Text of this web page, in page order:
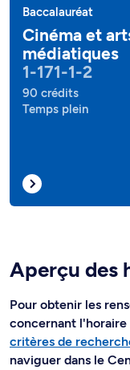
Baccalauréat
Cinéma et
médiatiques
1-171-1-2
90 crédits
Temps plein
Aperçu des
Pour obtenir les
concernant
critères de
naviguer dans le